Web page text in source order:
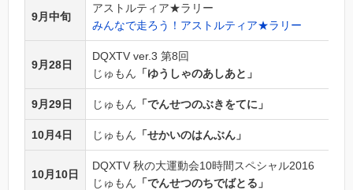
9月中旬
アストルティア★ラリー
みんなで走ろう！アストルティア★ラリー
9月28日
DQXTV ver.3 第8回
じゅもん 「ゆうしゃのあしあと」
9月29日 じゅもん 「でんせつのぶきをてに」
10月4日 じゅもん 「せかいのはんぶん」
10月10日
DQXTV 秋の大運動会10時間スペシャル2016
じゅもん 「でんせつのちでばとる」